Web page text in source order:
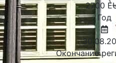
2700
Год
Окончание